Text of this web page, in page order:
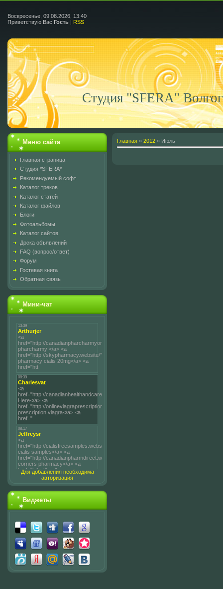
Воскресенье, 09.08.2026, 13:40
Приветствую Вас Гость | RSS
Cтудия "SFERA"
Меню сайта
Главная страница
Студия *SFERA*
Рекомендуемый софт
Каталог треков
Каталог статей
Каталог файлов
Блоги
Фотоальбомы
Каталог сайтов
Доска объявлений
FAQ (вопрос/ответ)
Форум
Гостевая книга
Обратная связь
Мини-чат
Для добавления необходима
авторизация
Виджеты
Главная » 2012 » Июль